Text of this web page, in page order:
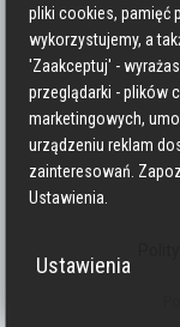
pliki cookies, pamięć
wykorzystujemy, a
'Zaakceptuj' -
przeglądarki - plików
marketingowych,
urządzeniu reklam
zainteresowań.
Ustawienia.
Ustawienia